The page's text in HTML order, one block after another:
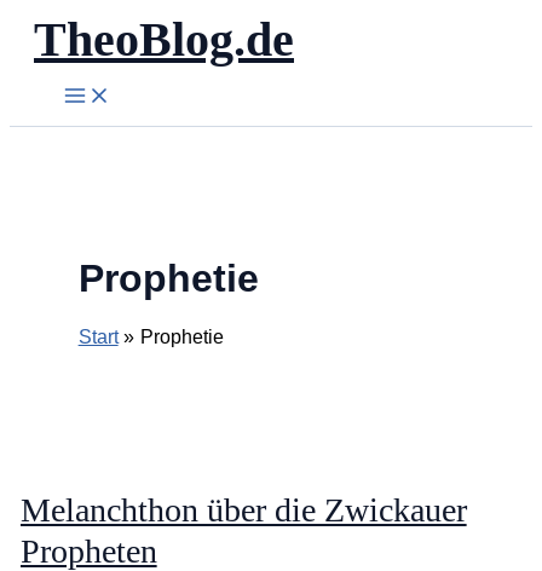
Zum
Inhalt
springen
TheoBlog.de
Prophetie
Start Prophetie
Melanchthon über die Zwickauer
Propheten